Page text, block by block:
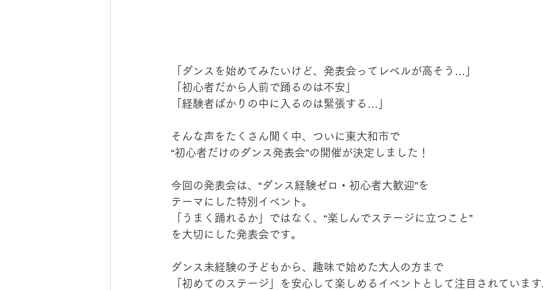
「ダンスを始めてみたいけど、発表会ってレベルが高そう…」
「初心者だから人前で踊るのは不安」
「経験者ばかりの中に入るのは緊張する…」
そんな声をたくさん聞く中、ついに東大和市で
“初心者だけのダンス発表会”の開催が決定しました！
今回の発表会は、“ダンス経験ゼロ・初心者大歓迎”を
テーマにした特別イベント。
「うまく踊れるか」ではなく、“楽しんでステージに立つこと”
を大切にした発表会です。
ダンス未経験の子どもから、趣味で始めた大人の方まで
「初めてのステージ」を安心して楽しめるイベントとして注目されていま